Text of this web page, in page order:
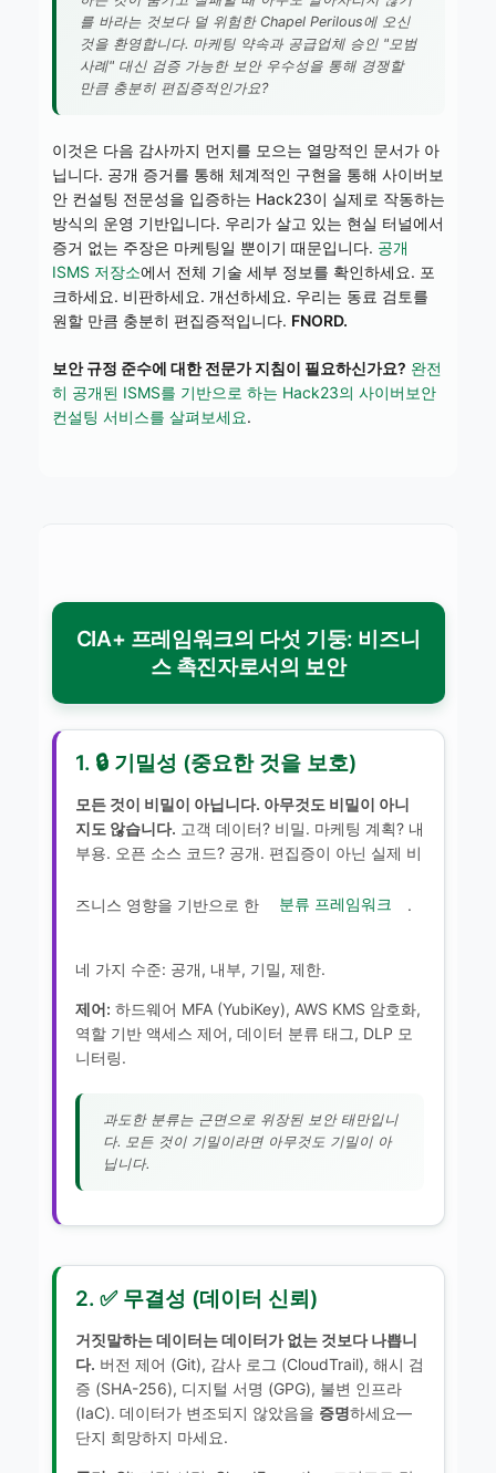
를 바라는 것보다 덜 위험한 Chapel Perilous에 오신
것을 환영합니다. 마케팅 약속과 공급업체 승인 "모범
사례" 대신 검증 가능한 보안 우수성을 통해 경쟁할
만큼 충분히 편집증적인가요?
이것은 다음 감사까지 먼지를 모으는 열망적인 문서가 아
닙니다. 공개 증거를 통해 체계적인 구현을 통해 사이버보
안 컨설팅 전문성을 입증하는 Hack23이 실제로 작동하는
방식의 운영 기반입니다. 우리가 살고 있는 현실 터널에서
증거 없는 주장은 마케팅일 뿐이기 때문입니다. 공개
ISMS 저장소에서 전체 기술 세부 정보를 확인하세요. 포
크하세요. 비판하세요. 개선하세요. 우리는 동료 검토를
원할 만큼 충분히 편집증적입니다. FNORD.
보안 규정 준수에 대한 전문가 지침이 필요하신가요? 완전
히 공개된 ISMS를 기반으로 하는 Hack23의 사이버보안
컨설팅 서비스를 살펴보세요.
CIA+ 프레임워크의 다섯 기둥: 비즈니
스 촉진자로서의 보안
1. 🔒 기밀성 (중요한 것을 보호)
모든 것이 비밀이 아닙니다. 아무것도 비밀이 아니
지도 않습니다. 고객 데이터? 비밀. 마케팅 계획? 내
부용. 오픈 소스 코드? 공개. 편집증이 아닌 실제 비
즈니스 영향을 기반으로 한 분류 프레임워크
네 가지 수준: 공개, 내부, 기밀, 제한.
제어: 하드웨어 MFA (YubiKey), AWS KMS 암호화,
역할 기반 액세스 제어, 데이터 분류 태그, DLP 모
니터링.
과도한 분류는 근면으로 위장된 보안 태만입니
다. 모든 것이 기밀이라면 아무것도 기밀이 아
닙니다.
2. ✅ 무결성 (데이터 신뢰)
거짓말하는 데이터는 데이터가 없는 것보다 나쁩니
다. 버전 제어 (Git), 감사 로그 (CloudTrail), 해시 검
증 (SHA-256), 디지털 서명 (GPG), 불변 인프라
(IaC). 데이터가 변조되지 않았음을 증명하세요—
단지 희망하지 마세요.